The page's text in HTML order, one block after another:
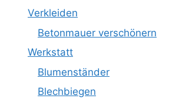
Verkleiden
Betonmauer verschönern
Werkstatt
Blumenständer
Blechbiegen